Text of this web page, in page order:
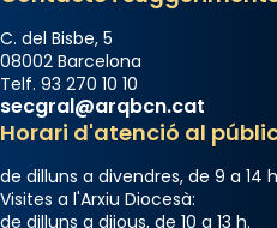
C. del Bisbe, 5
08002 Barcelona
Telf. 93 270 10 10
secgral@arqbcn.cat
Horari d'atenció al
de dilluns a divendres, de 9 a 14
Visites a l'Arxiu Diocesà:
de dilluns a dijous, de 10 a 13 h.